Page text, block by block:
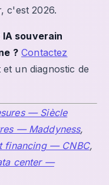
c'est 2026.
souverain
? Contactez
un diagnostic de
— Siècle
— Maddyness,
financing — CNBC,
center —